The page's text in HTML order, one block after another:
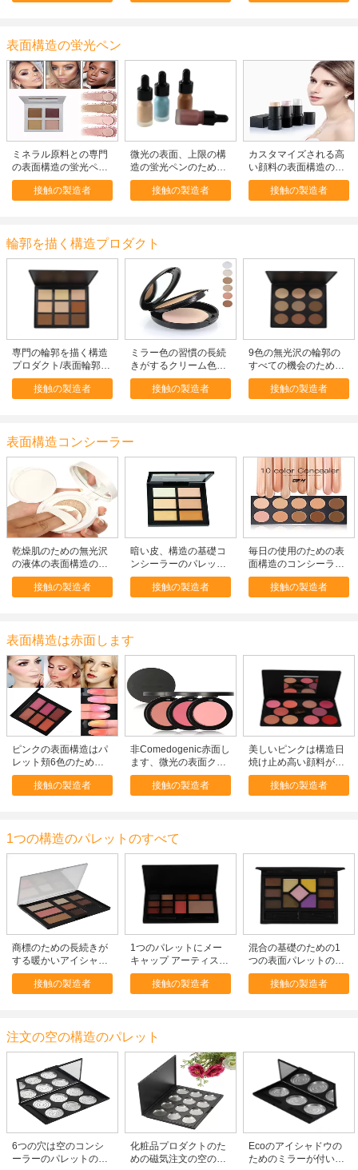
表面構造の蛍光ペン
ミネラル原料との専門
の表面構造の蛍光ペン
のパレット4色
接触の製造者
微光の表面、上限の構
造の蛍光ペンのための
液体の蛍光ペンの構造
接触の製造者
カスタマイズされる高
い顔料の表面構造の蛍
光ペンの微光の棒色
接触の製造者
輪郭を描く構造プロダクト
専門の輪郭を描く構造
プロダクト/表面輪郭を
描くキット9色
接触の製造者
ミラー色の習慣の長続
きがするクリーム色の
輪郭のキットの表面粉
の構造接触の製造者
9色の無光沢の輪郭の
すべての機会のための
パレットによって押さ
れる輪郭の表面粉
接触の製造者
表面構造コンシーラー
乾燥肌のための無光沢
の液体の表面構造のコ
ンシーラーのBBのクッ
ションの基礎
接触の製造者
暗い皮、構造の基礎コ
ンシーラーのパレット
のための長続きがする
粉コンシーラー
接触の製造者
毎日の使用のための表
面構造のコンシーラー
の注文のパレットの長
続きがする10色
接触の製造者
表面構造は赤面します
ピンクの表面構造はパ
レット頬6色のための
化粧品の輪郭の赤面し
接触の製造者
非Comedogenic赤面し
ます、微光の表面クリ
ーム重量赤面します
70g選抜して下さい
接触の製造者
美しいピンクは構造日
焼け止め高い顔料がパ
レットEco友好的な赤
面させる赤面します
接触の製造者
1つの構造のパレットのすべて
商標のための長続きが
する暖かいアイシャド
ウのパレットのプラス
チック パッケージ
接触の製造者
1つのパレットにメー
キャップ アーティスト
のための専門の構造の
キット/有用すべて
接触の製造者
混合の基礎のための1
つの表面パレットの注
文の構造の混合のパレ
ット/すべて
接触の製造者
注文の空の構造のパレット
6つの穴は空のコンシ
ーラーのパレットのプ
化粧品プロダクトのた
めの磁気注文の空の構
Ecoのアイシャドウの
ためのミラーが付いて